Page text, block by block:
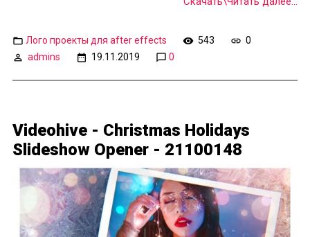
Лого проекты для after effects 543
0
admins
19.11.2019 0
Videohive - Christmas Holidays
Slideshow Opener - 21100148